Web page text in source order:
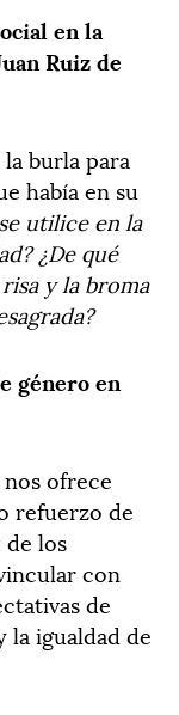
en la
Ruiz de
burla para
había en su
utilice en la
¿De qué
y la broma
género en
ofrece
refuerzo de
los
con
de
la igualdad de